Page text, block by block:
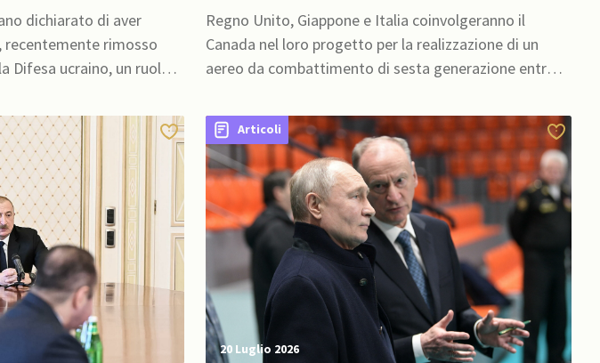
dichiarato di aver
recentemente rimosso
Difesa ucraino, un ruolo
combattimento
Regno Unito, Giappone e Italia coinvolgeranno il
Canada nel loro progetto per la realizzazione di un
aereo da combattimento di sesta generazione entro il
Articoli
20 Luglio 2026